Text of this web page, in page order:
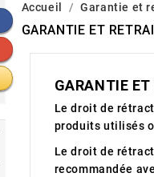
Accueil Garantie et
GARANTIE ET
GARANTIE
Le droit de
produits utilisés
Le droit de
recommandée